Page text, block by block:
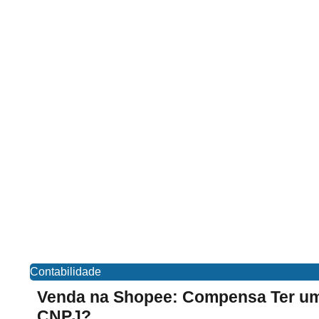
Contabilidade
Venda na Shopee: Compensa Ter